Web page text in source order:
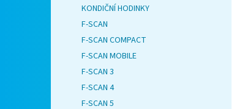
KONDIČNÍ HODINKY
F-SCAN
F-SCAN COMPACT
F-SCAN MOBILE
F-SCAN 3
F-SCAN 4
F-SCAN 5